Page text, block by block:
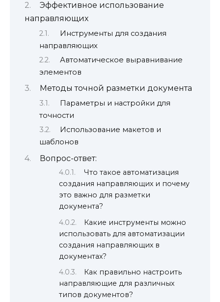
Эффективное использование
направляющих
Инструменты для создания
направляющих
Автоматическое выравнивание
элементов
Методы точной разметки документа
Параметры и настройки для
точности
Использование макетов и
шаблонов
Вопрос-ответ:
Что такое автоматизация
создания направляющих и почему
это важно для разметки
документа?
Какие инструменты можно
использовать для автоматизации
создания направляющих в
документах?
Как правильно настроить
направляющие для различных
типов документов?